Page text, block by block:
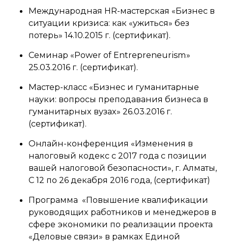
Международная HR-мастерская «Бизнес в
ситуации кризиса: как «ужиться» без
потерь» 14.10.2015 г. (сертификат).
Семинар «Power of Entrepreneurism»
25.03.2016 г. (сертификат).
Мастер-класс «Бизнес и гуманитарные
науки: вопросы преподавания бизнеса в
гуманитарных вузах» 26.03.2016 г.
(сертификат).
Онлайн-конференция «Изменения в
налоговый кодекс с 2017 года с позиции
вашей налоговой безопасности», г. Алматы,
С 12 по 26 декабря 2016 года, (сертификат)
Программа «Повышение квалификации
руководящих работников и менеджеров в
сфере экономики по реализации проекта
«Деловые связи» в рамках Единой